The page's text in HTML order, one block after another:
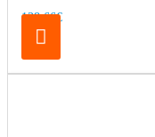
138,66€